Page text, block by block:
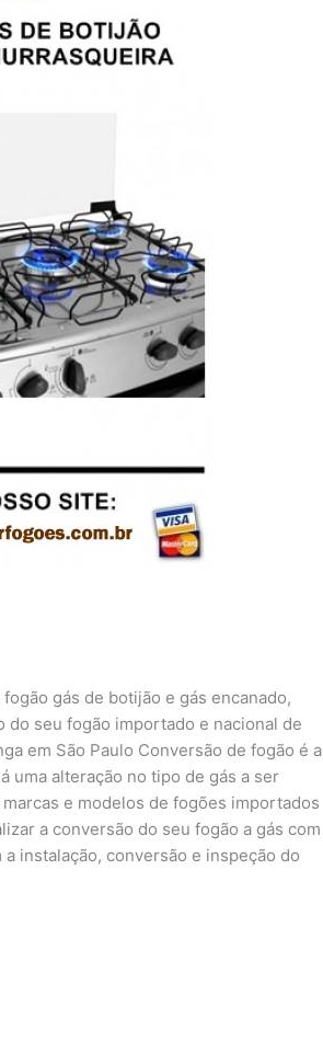
gás de botijão e gás encanado,
seu fogão importado e nacional de
em São Paulo Conversão de fogão é a
uma alteração no tipo de gás a ser
e modelos de fogões importados
a conversão do seu fogão a gás com
instalação, conversão e inspeção do